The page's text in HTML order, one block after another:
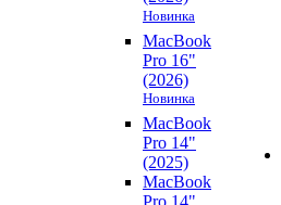
Новинка
MacBook
Pro 16"
(2026)
Новинка
MacBook
Pro 14"
(2025)
MacBook
Pro 14"